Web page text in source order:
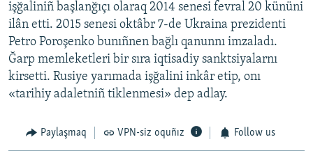
işğaliniñ başlanğıçı olaraq 2014 senesi fevral 20 kününi
ilân etti. 2015 senesi oktâbr 7-de Ukraina prezidenti
Petro Poroşenko bunıñnen bağlı qanunnı imzaladı.
Ğarp memleketleri bir sıra iqtisadiy sanktsiyalarnı
kirsetti. Rusiye yarımada işğalini inkâr etip, onı
«tarihiy adaletniñ tiklenmesi» dep adlay.
Paylaşmaq VPN-siz oquñız Follow us